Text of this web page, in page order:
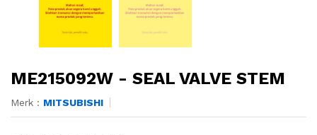
ME215092W - SEAL VALVE STEM
Merk : MITSUBISHI